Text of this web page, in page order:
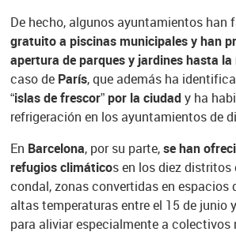
De hecho, algunos ayuntamientos han
gratuito a piscinas municipales y han
apertura de parques y jardines hasta la
caso de París, que además ha
“islas de frescor” por la ciudady ha
refrigeración en los ayuntamientos de
En Barcelona, por su parte,se han
refugios climáticos en los diez distritos
condal, zonas convertidas en espacios
altas temperaturas entre el 15 de junio
para aliviar especialmente a colectivos